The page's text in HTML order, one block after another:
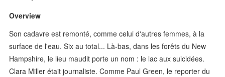
Overview
Son cadavre est remonté, comme celui d'autres femmes, à la
surface de l'eau. Six au total... Là-bas, dans les forêts du New
Hampshire, le lieu maudit porte un nom : le lac aux suicidées.
Clara Miller était journaliste. Comme Paul Green, le reporter du